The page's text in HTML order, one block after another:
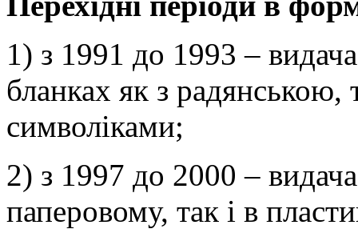
1) з 1991 до 1993 –
бланках як з радянською,
символіками;
2) з 1997 до 2000 – видача
паперовому, так і в